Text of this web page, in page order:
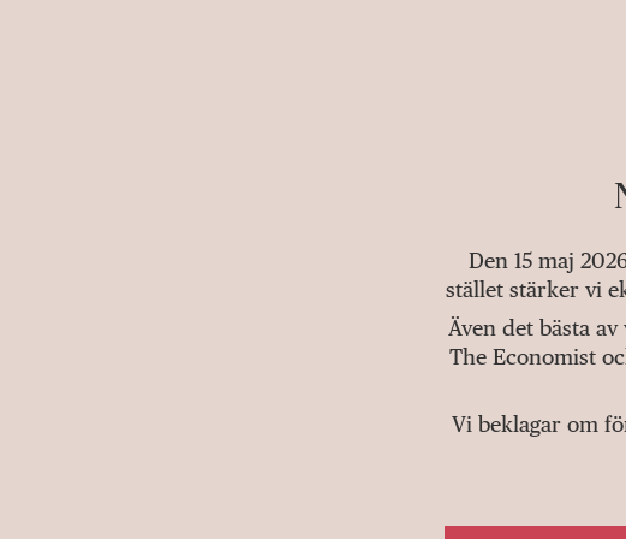
Den 15 maj
stället stärker vi
Även det bästa
The Economist
Vi beklagar om